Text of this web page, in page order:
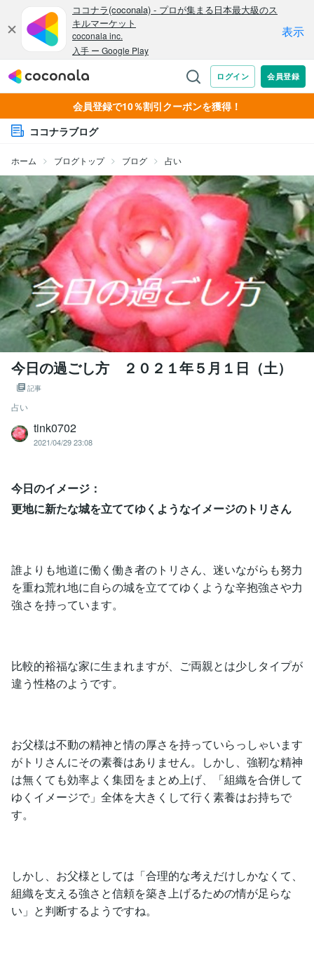
会員登録で10％割引クーポンを獲得！
ココナラブログ
ホーム ブログトップ ブログ 占い
今日の過ごし方 ２０２１年５月１日（土）
記事
占い
tink0702
2021/04/29 23:08
今日のイメージ：
更地に新たな城を立ててゆくようなイメージのトリさん
誰よりも地道に働く働き者のトリさん、迷いながらも努力
を重ね荒れ地に自らの城を立ててゆくような辛抱強さや力
強さを持っています。
比較的裕福な家に生まれますが、ご両親とは少しタイプが
違う性格のようです。
お父様は不動の精神と情の厚さを持っていらっしゃいます
がトリさんにその素養はありません。しかし、強靭な精神
は無くても効率よく集団をまとめ上げ、「組織を合併して
ゆくイメージで」全体を大きくして行く素養はお持ちで
す。
しかし、お父様としては「合理的な考えだけしかなくて、
組織を支える強さと信頼を築き上げるための情が足らな
い」と判断するようですね。